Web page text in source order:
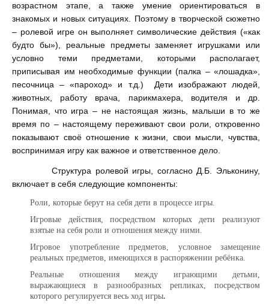
возрастном этапе, а также умение ориентироваться в
знакомых и новых ситуациях. Поэтому в творческой сюжетно
– ролевой игре он выполняет символические действия («как
будто бы»), реальные предметы заменяет игрушками или
условно теми предметами, которыми располагает,
приписывая им необходимые функции (палка – «лошадка»,
песочница – «пароход» и т.д.) Дети изображают людей,
животных, работу врача, парикмахера, водителя и др.
Понимая, что игра – не настоящая жизнь, малыши в то же
время по – настоящему переживают свои роли, откровенно
показывают своё отношение к жизни, свои мысли, чувства,
воспринимая игру как важное и ответственное дело.
Структура ролевой игры, согласно Д.Б. Эльконину,
включает в себя следующие компоненты:
Роли, которые берут на себя дети в процессе игры.
Игровые действия, посредством которых дети реализуют
взятые на себя роли и отношения между ними.
Игровое употребление предметов, условное замещение
реальных предметов, имеющихся в распоряжении ребёнка.
Реальные отношения между играющими детьми,
выражающиеся в разнообразных репликах, посредством
которого регулируется весь ход игры.